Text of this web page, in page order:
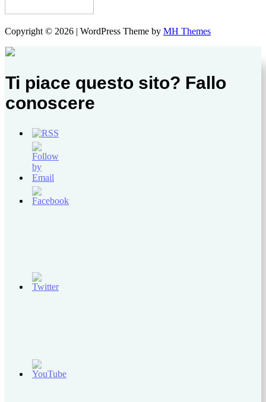
Copyright © 2026 | WordPress Theme by MH Themes
Ti piace questo sito? Fallo
conoscere